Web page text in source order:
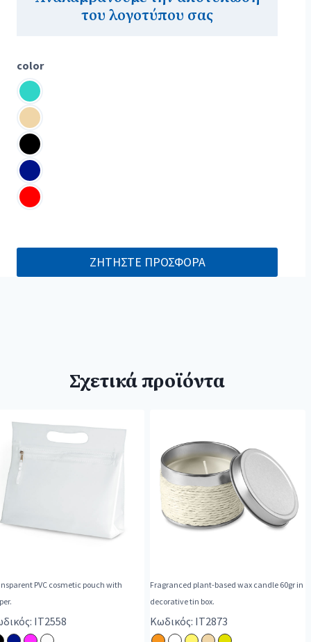
του λογοτύπου σας
color
ΖΗΤΗΣΤΕ ΠΡΟΣΦΟΡΑ
Σχετικά προϊόντα
PVC cosmetic pouch with
IT2558
Fragranced plant-based wax candle 60gr in
decorative tin box.
Κωδικός: IT2873